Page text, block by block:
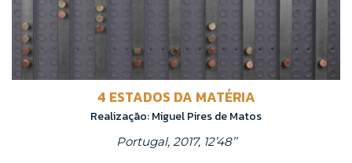
4 ESTADOS DA MATÉRIA
Realização: Miguel Pires de Matos
Portugal, 2017, 12’48’’